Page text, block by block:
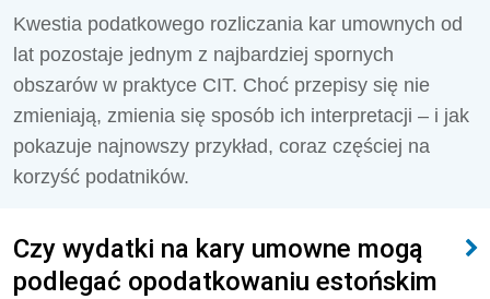
Kwestia podatkowego rozliczania kar umownych od
lat pozostaje jednym z najbardziej spornych
obszarów w praktyce CIT. Choć przepisy się nie
zmieniają, zmienia się sposób ich interpretacji – i jak
pokazuje najnowszy przykład, coraz częściej na
korzyść podatników.
Czy wydatki na kary umowne mogą
podlegać opodatkowaniu estońskim